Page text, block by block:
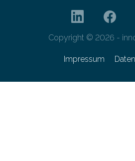
Copyright © 2026 -
Impressum